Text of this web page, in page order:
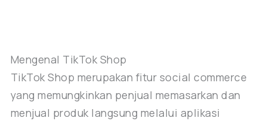
Mengenal TikTok Shop
TikTok Shop merupakan fitur social commerce
yang memungkinkan penjual memasarkan dan
menjual produk langsung melalui aplikasi